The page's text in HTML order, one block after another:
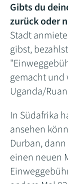
Gibts du
zurück oder
Stadt
gibst,
gemacht und
Uganda/
In Südafrika
ansehen
Durban,
einen neuen